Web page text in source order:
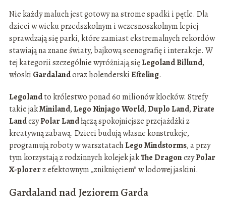
Nie każdy maluch jest gotowy na strome spadki i pętle. Dla
dzieci w wieku przedszkolnym i wczesnoszkolnym lepiej
sprawdzają się parki, które zamiast ekstremalnych rekordów
stawiają na znane światy, bajkową scenografię i interakcje. W
tej kategorii szczególnie wyróżniają sięLegoland Billund,
włoski Gardalandoraz holenderskiEfteling.
Legolandto królestwo ponad 60 milionów klocków. Strefy
takie jakMiniland,Lego Ninjago World,Duplo Land,Pirate
LandczyPolar Landłączą spokojniejsze przejażdżki z
kreatywną zabawą. Dzieci budują własne konstrukcje,
programują roboty w warsztatachLego Mindstorms, a przy
tym korzystają z rodzinnych kolejek jakThe DragonczyPolar
X-plorerz efektownym „zniknięciem” w lodowej jaskini.
Gardaland nad Jeziorem Garda